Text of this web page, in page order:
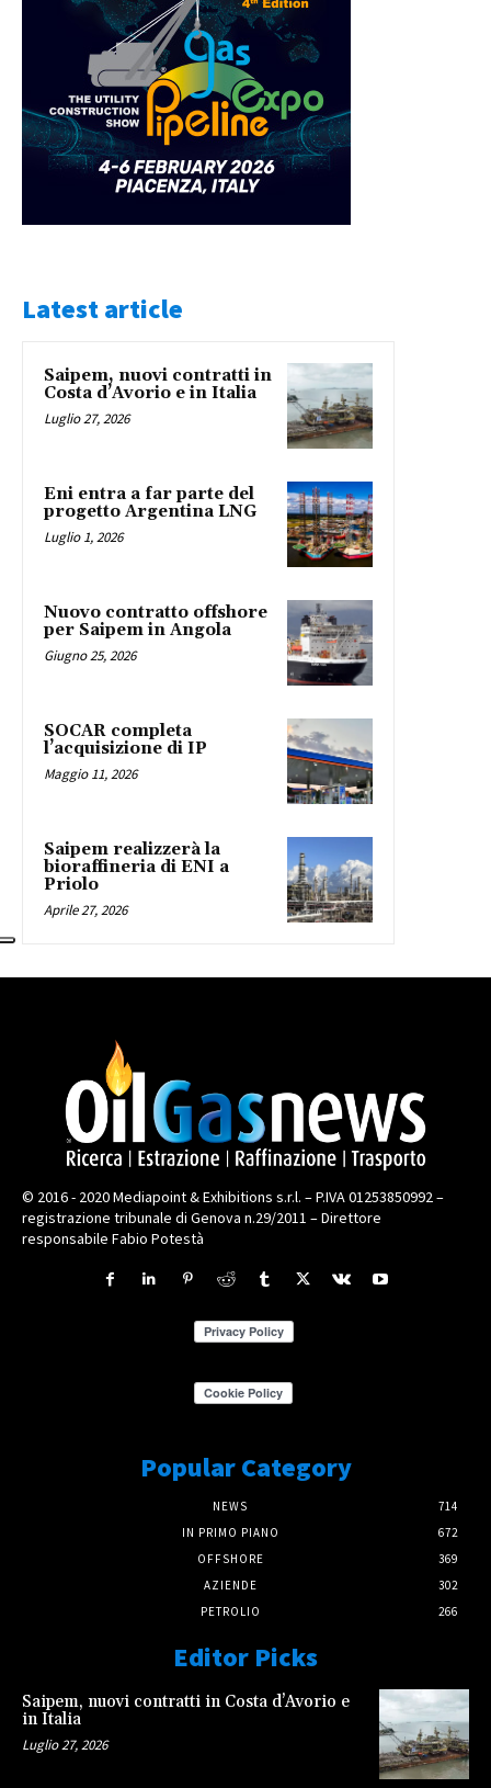
Latest article
Saipem, nuovi contratti in
Costa d’Avorio e in Italia
Luglio 27, 2026
Eni entra a far parte del
progetto Argentina LNG
Luglio 1, 2026
Nuovo contratto offshore
per Saipem in Angola
Giugno 25, 2026
SOCAR completa
l’acquisizione di IP
Maggio 11, 2026
Saipem realizzerà la
bioraffineria di ENI a
Priolo
Aprile 27, 2026
© 2016 - 2020 Mediapoint & Exhibitions s.r.l. – P.IVA 01253850992 –
registrazione tribunale di Genova n.29/2011 – Direttore
responsabile Fabio Potestà
Popular Category
NEWS
714
IN PRIMO PIANO
672
OFFSHORE
369
AZIENDE
302
PETROLIO
266
Editor Picks
Saipem, nuovi contratti in Costa d’Avorio e
in Italia
Luglio 27, 2026